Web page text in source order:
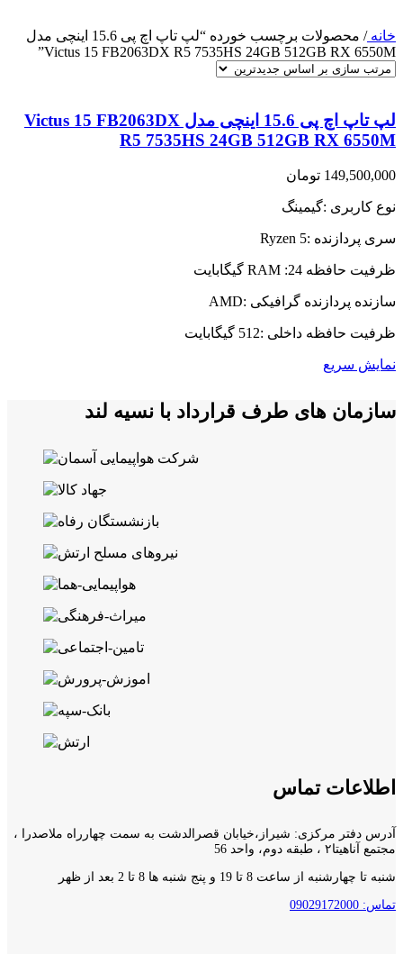
خانه/
محصولات برچسب خورده “لپ تاپ اچ پی 15.6 اینچی مدل
Victus 15 FB2063DX R5 7535HS 24GB 512GB RX 6550M”
لپ تاپ اچ پی 15.6 اینچی مدل Victus 15 FB2063DX
R5 7535HS 24GB 512GB RX 6550M
149,500,000 تومان
نوع کاربری :گیمینگ
سری پردازنده :Ryzen 5
ظرفیت حافظه RAM :24 گیگابایت
سازنده پردازنده گرافیکی :AMD
ظرفیت حافظه داخلی :512 گیگابایت
نمایش سریع
سازمان های طرف قرارداد با نسیه لند
اطلاعات تماس
آدرس دفتر مرکزی: شیراز،خیابان قصرالدشت به سمت چهارراه ملاصدرا ،
مجتمع آناهیتا۲ ، طبقه دوم، واحد 56
شنبه تا چهارشنبه از ساعت 8 تا 19 و پنج شنبه ها 8 تا 2 بعد از ظهر
تماس: 09029172000